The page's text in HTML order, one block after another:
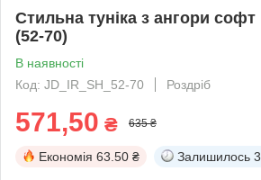
Стильна туніка з ангори софт
(52-70)
В наявності
Код: JD_IR_SH_52-70
Роздріб
571,50 ₴ 635 ₴
Економія 63.50 ₴ Залишилось